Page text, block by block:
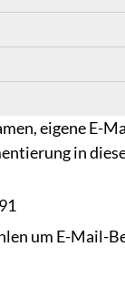
eigene E-
in
um E-Mail-